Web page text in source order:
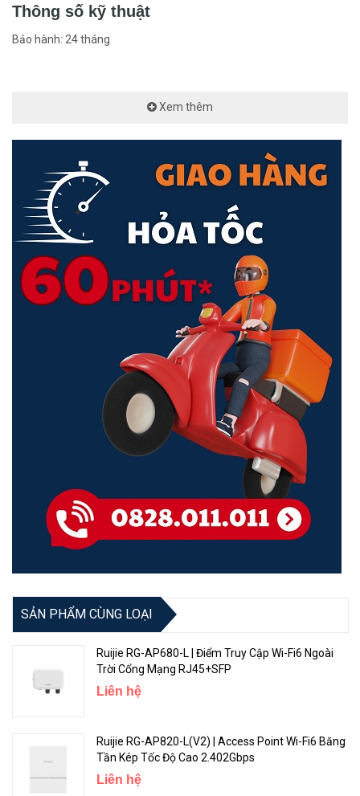
<Hotline: 0828.011.011 - (028)7300.2021 - VoHoang.vn>
Thông số kỹ thuật
Bảo hành: 24 tháng
Xem thêm
SẢN PHẨM CÙNG LOẠI
Ruijie RG-AP680-L | Điểm Truy Cập Wi-Fi6 Ngoài
Trời Cổng Mạng RJ45+SFP
Liên hệ
Ruijie RG-AP820-L(V2) | Access Point Wi-Fi6 Băng
Tần Kép Tốc Độ Cao 2.402Gbps
Liên hệ